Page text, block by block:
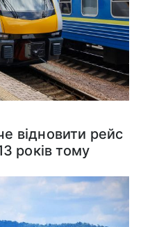
відновити рейс
років тому